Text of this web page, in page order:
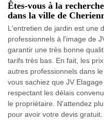
Êtes-vous à la
dans la ville de
L'entretien de jardin est une
professionnels à l'image de
garantir une très bonne
tarifs très bas. En fait, les
autres professionnels dans
vous sachiez que JV
respectant les délais
le propriétaire. N'attendez
pour avoir votre devis gratuit.